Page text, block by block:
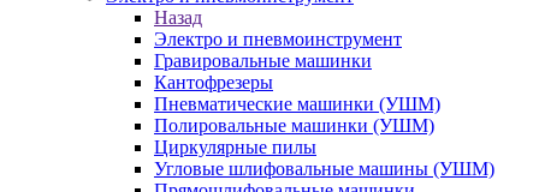
Назад
Электро и пневмоинструмент
Гравировальные машинки
Кантофрезеры
Пневматические машинки (УШМ)
Полировальные машинки (УШМ)
Циркулярные пилы
Угловые шлифовальные машины (УШМ)